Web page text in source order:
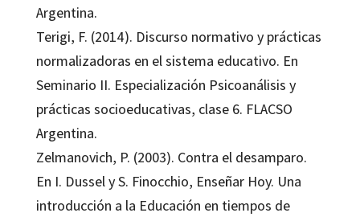
Argentina.
Terigi, F. (2014). Discurso normativo y prácticas
normalizadoras en el sistema educativo. En
Seminario II. Especialización Psicoanálisis y
prácticas socioeducativas, clase 6. FLACSO
Argentina.
Zelmanovich, P. (2003). Contra el desamparo.
En I. Dussel y S. Finocchio, Enseñar Hoy. Una
introducción a la Educación en tiempos de